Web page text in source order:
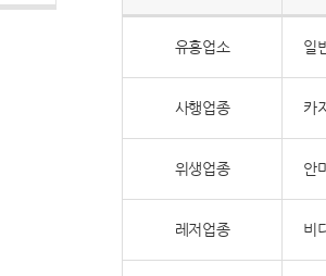
유흥업소 일
사행업종 카
위생업종 안
레저업종 비